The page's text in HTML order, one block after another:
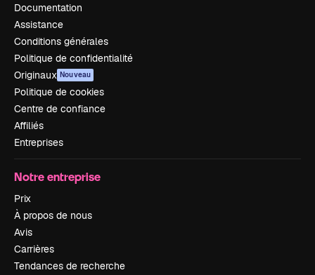
Documentation
Assistance
Conditions générales
Politique de confidentialité
Originaux Nouveau
Politique de cookies
Centre de confiance
Affiliés
Entreprises
Notre entreprise
Prix
À propos de nous
Avis
Carrières
Tendances de recherche